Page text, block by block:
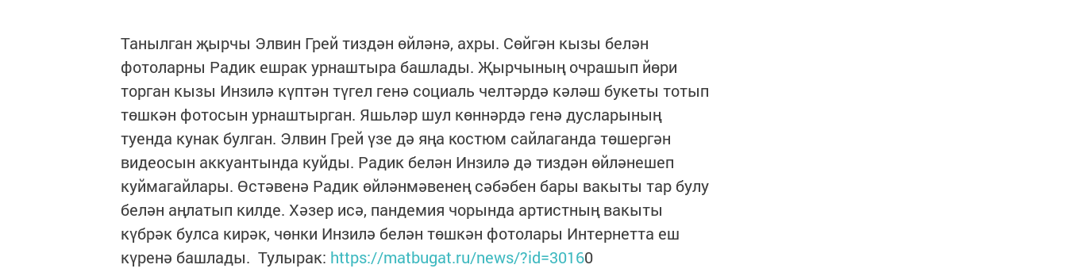
Танылган җырчы Элвин Грей тиздән өйләнә, ахры. Сөйгән кызы белән
фотоларны Радик ешрак урнаштыра башлады. Җырчының очрашып йөри
торган кызы Инзилә күптән түгел генә социаль челтәрдә кәләш букеты тотып
төшкән фотосын урнаштырган. Яшьләр шул көннәрдә генә дусларының
туенда кунак булган. Элвин Грей үзе дә яңа костюм сайлаганда төшергән
видеосын аккуантында куйды. Радик белән Инзилә дә тиздән өйләнешеп
куймагайлары. Өстәвенә Радик өйләнмәвенең сәбәбен бары вакыты тар булу
белән аңлатып килде. Хәзер исә, пандемия чорында артистның вакыты
күбрәк булса кирәк, чөнки Инзилә белән төшкән фотолары Интернетта еш
күренә башлады. Тулырак: https://matbugat.ru/news/?id=30160